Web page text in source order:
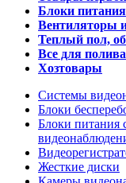
Блоки питания
Вентиляторы
Теплый пол,
Все для полива
Хозтовары
Системы
Блоки
Блоки питания
Жесткие диски